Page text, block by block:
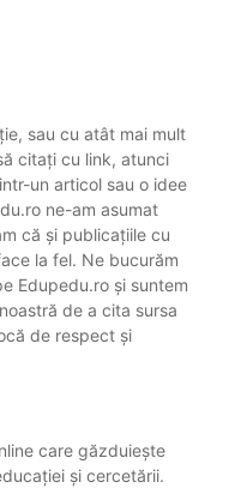
sau cu atât mai mult
citați cu link, atunci
un articol sau o idee
ne-am asumat
că și publicațiile cu
la fel. Ne bucurăm
Edupedu.ro și suntem
de a cita sursa
de respect și
care găzduiește
și cercetării.